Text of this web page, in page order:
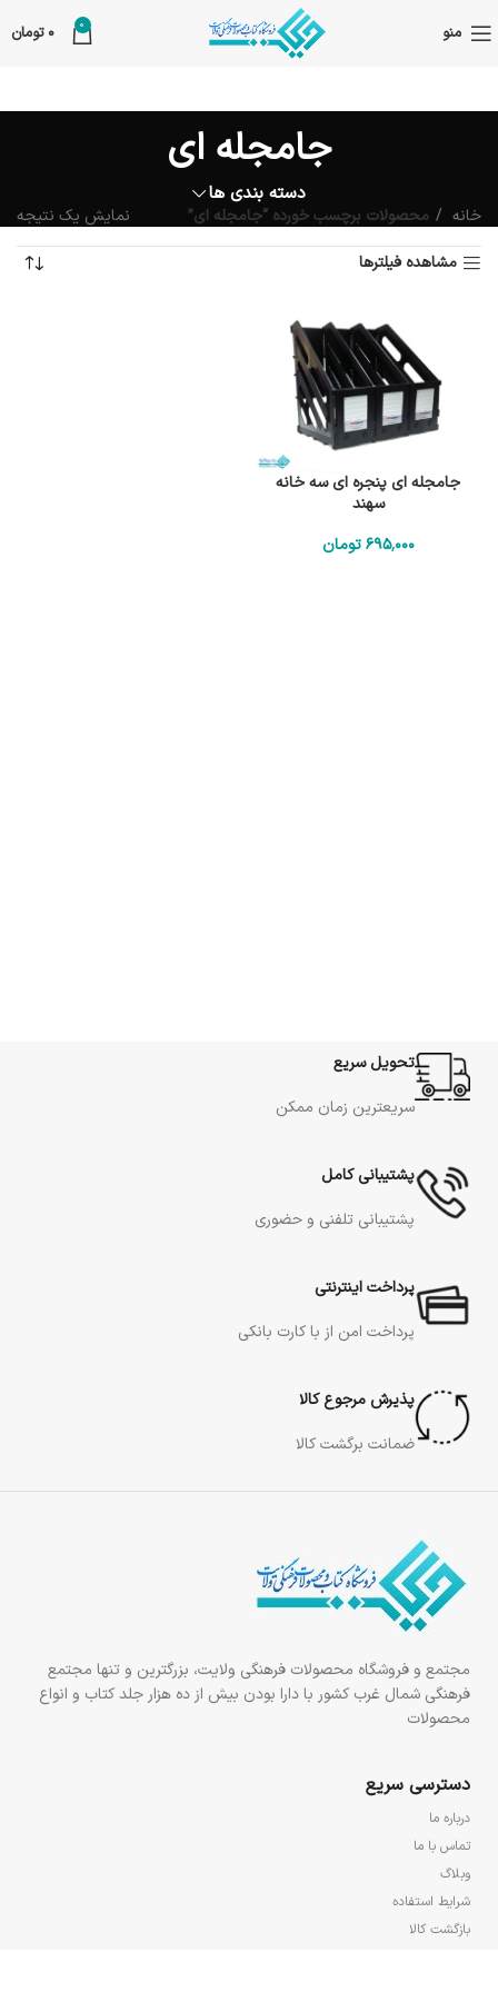
منو 0
0 تومان
جامجله ای
دسته بندی ها
خانه محصولات برچسب خورده “جامجله ای”
نمایش یک نتیجه
مشاهده فیلترها
جامجله ای پنجره ای سه خانه
سهند
695٬000 تومان
تحویل سریع
سریعترین زمان ممکن
پشتیبانی کامل
پشتیبانی تلفنی و حضوری
پرداخت اینترنتی
پرداخت امن از با کارت بانکی
پذیرش مرجوع کالا
ضمانت برگشت کالا
مجتمع و فروشگاه محصولات فرهنگی ولایت، بزرگترین و تنها مجتمع
فرهنگی شمال غرب کشور با دارا بودن بیش از ده هزار جلد کتاب و انواع
محصولات
دسترسی سریع
درباره ما
تماس با ما
وبلاگ
شرایط استفاده
بازگشت کالا